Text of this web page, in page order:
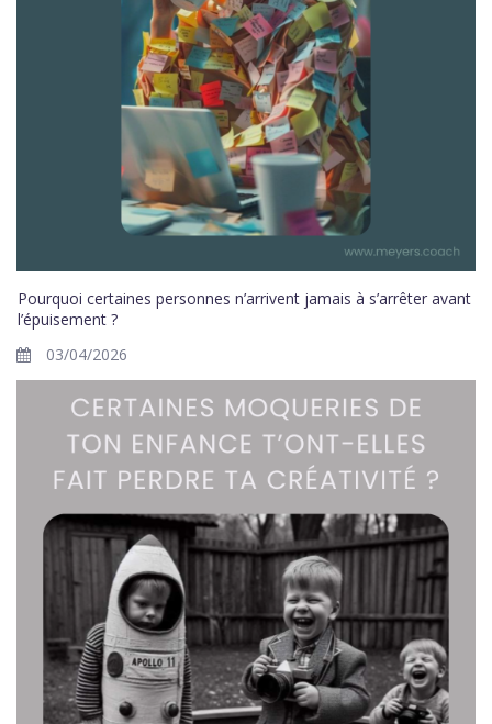
Pourquoi certaines personnes n’arrivent jamais à s’arrêter avant
l’épuisement ?
03/04/2026